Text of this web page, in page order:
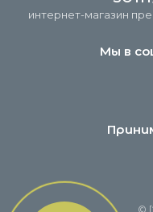
интернет-магазин
Мы в